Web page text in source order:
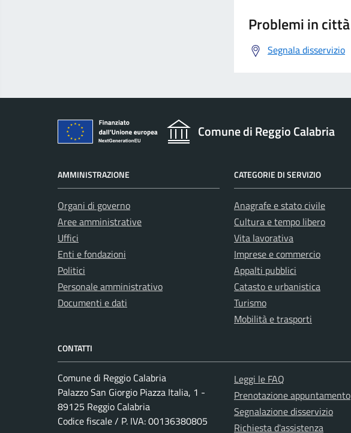
Problemi in città
Segnala disservizio
Comune di Reggio Calabria
AMMINISTRAZIONE
Organi di governo
Aree amministrative
Uffici
Enti e fondazioni
Politici
Personale amministrativo
Documenti e dati
CATEGORIE DI SERVIZIO
Anagrafe e stato civile
Cultura e tempo libero
Vita lavorativa
Imprese e commercio
Appalti pubblici
Catasto e urbanistica
Turismo
Mobilità e trasporti
CONTATTI
Comune di Reggio Calabria
Palazzo San Giorgio Piazza Italia, 1 -
89125 Reggio Calabria
Codice fiscale / P. IVA: 00136380805
Leggi le FAQ
Prenotazione appuntamento
Segnalazione disservizio
Richiesta d'assistenza